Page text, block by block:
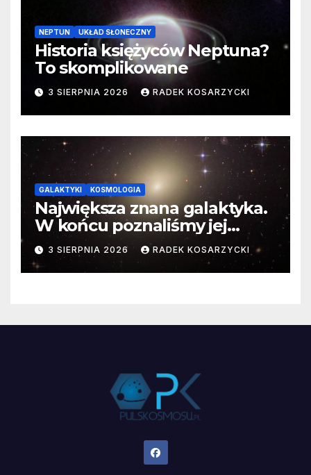
NEPTUN UKŁAD SŁONECZNY
Historia księżyców Neptuna?
To skomplikowane
3 SIERPNIA 2026 RADEK KOSARZYCKI
GALAKTYKI KOSMOLOGIA
Największa znana galaktyka.
W końcu poznaliśmy jej
faktyczne wymiary
3 SIERPNIA 2026 RADEK KOSARZYCKI